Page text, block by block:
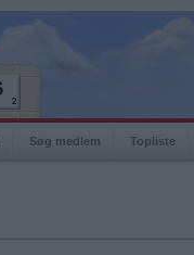
Søg medlem Topliste